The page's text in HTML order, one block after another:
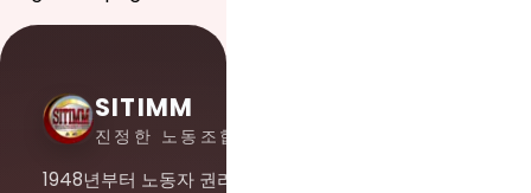
SITIMM
진정한 노동조합주의
1948년부터 노동자 권리를 옹